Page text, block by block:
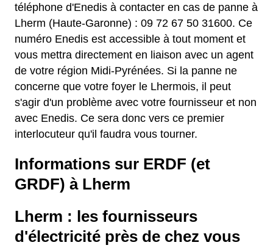
téléphone d'Enedis à contacter en cas de panne à
Lherm (Haute-Garonne) : 09 72 67 50 31600. Ce
numéro Enedis est accessible à tout moment et
vous mettra directement en liaison avec un agent
de votre région Midi-Pyrénées. Si la panne ne
concerne que votre foyer le Lhermois, il peut
s'agir d'un problème avec votre fournisseur et non
avec Enedis. Ce sera donc vers ce premier
interlocuteur qu'il faudra vous tourner.
Informations sur ERDF (et
GRDF) à Lherm
Lherm : les fournisseurs
d'électricité près de chez vous